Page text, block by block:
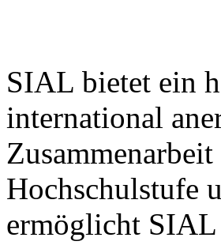
SIAL bietet ein
international
Hochschulstufe
ermöglicht